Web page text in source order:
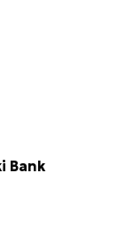
Bank